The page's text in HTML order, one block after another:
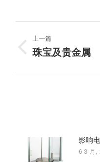
章
导
上一篇
上
篇
珠宝及贵金属
影响
6 3 月,